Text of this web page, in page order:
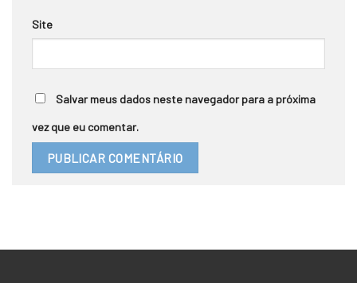
Site
Salvar meus dados neste navegador para a próxima
vez que eu comentar.